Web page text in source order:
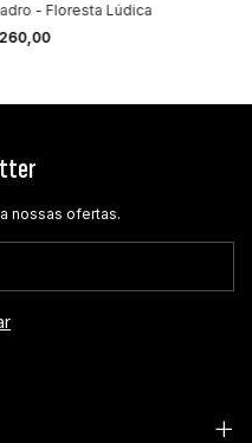
- Floresta Lúdica
nossas ofertas.